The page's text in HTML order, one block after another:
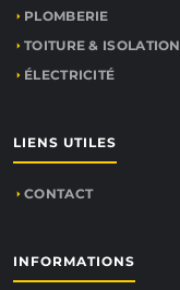
PLOMBERIE
TOITURE & ISOLATION
ÉLECTRICITÉ
LIENS UTILES
CONTACT
INFORMATIONS